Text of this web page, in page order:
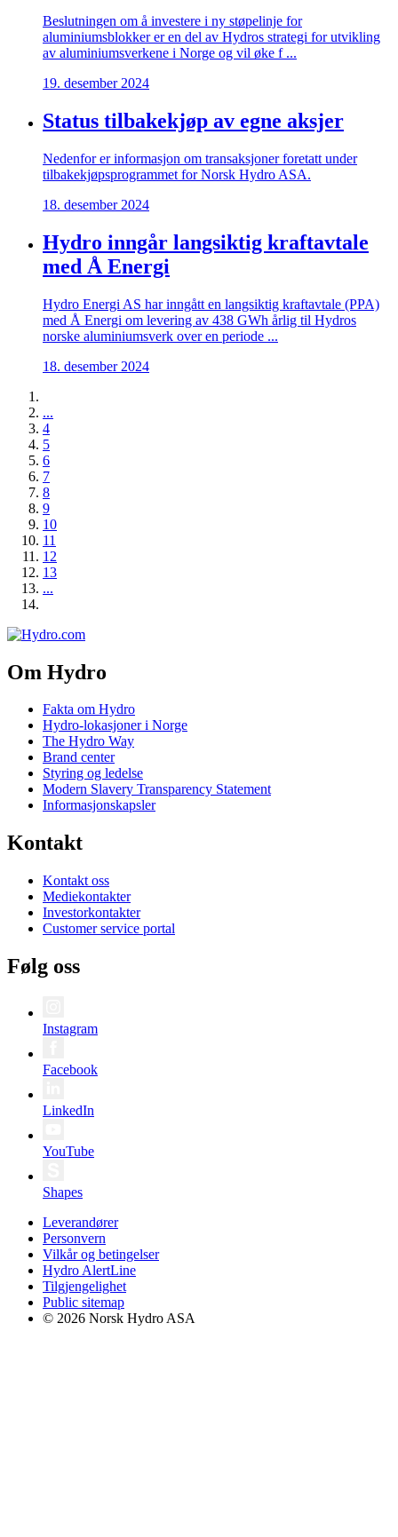
Beslutningen om å investere i ny støpelinje for
aluminiumsblokker er en del av Hydros strategi for utvikling
av aluminiumsverkene i Norge og vil øke f ...
19. desember 2024
Status tilbakekjøp av egne aksjer
Nedenfor er informasjon om transaksjoner foretatt under
tilbakekjøpsprogrammet for Norsk Hydro ASA.
18. desember 2024
Hydro inngår langsiktig kraftavtale
med Å Energi
Hydro Energi AS har inngått en langsiktig kraftavtale (PPA)
med Å Energi om levering av 438 GWh årlig til Hydros
norske aluminiumsverk over en periode ...
18. desember 2024
...
4
5
6
7
8
9
10
11
12
13
...
Om Hydro
Fakta om Hydro
Hydro-lokasjoner i Norge
The Hydro Way
Brand center
Styring og ledelse
Modern Slavery Transparency Statement
Informasjonskapsler
Kontakt
Kontakt oss
Mediekontakter
Investorkontakter
Customer service portal
Følg oss
Instagram
Facebook
LinkedIn
YouTube
Shapes
Leverandører
Personvern
Vilkår og betingelser
Hydro AlertLine
Tilgjengelighet
Public sitemap
© 2026 Norsk Hydro ASA